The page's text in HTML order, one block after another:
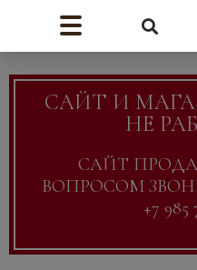
САЙТ И
НЕ
САЙТ
ВОПРОСОМ
+7 985